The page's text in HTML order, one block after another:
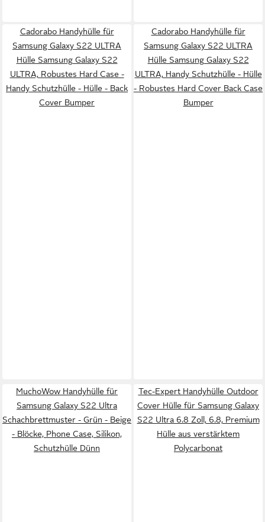
Cadorabo Handyhülle für
Samsung Galaxy S22 ULTRA
Hülle Samsung Galaxy S22
ULTRA, Robustes Hard Case -
Handy Schutzhülle - Hülle - Back
Cover Bumper
Cadorabo Handyhülle für
Samsung Galaxy S22 ULTRA
Hülle Samsung Galaxy S22
ULTRA, Handy Schutzhülle - Hülle
- Robustes Hard Cover Back Case
Bumper
MuchoWow Handyhülle für
Samsung Galaxy S22 Ultra
Schachbrettmuster - Grün - Beige
- Blöcke, Phone Case, Silikon,
Schutzhülle Dünn
Tec-Expert Handyhülle Outdoor
Cover Hülle für Samsung Galaxy
S22 Ultra 6.8 Zoll, 6.8, Premium
Hülle aus verstärktem
Polycarbonat